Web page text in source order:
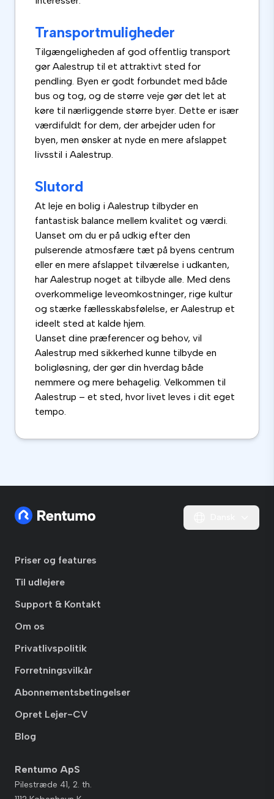
Transportmuligheder
Tilgængeligheden af god offentlig transport
gør Aalestrup til et attraktivt sted for
pendling. Byen er godt forbundet med både
bus og tog, og de større veje gør det let at
køre til nærliggende større byer. Dette er især
værdifuldt for dem, der arbejder uden for
byen, men ønsker at nyde en mere afslappet
livsstil i Aalestrup.
Slutord
At leje en bolig i Aalestrup tilbyder en
fantastisk balance mellem kvalitet og værdi.
Uanset om du er på udkig efter den
pulserende atmosfære tæt på byens centrum
eller en mere afslappet tilværelse i udkanten,
har Aalestrup noget at tilbyde alle. Med dens
overkommelige leveomkostninger, rige kultur
og stærke fællesskabsfølelse, er Aalestrup et
ideelt sted at kalde hjem.
Uanset dine præferencer og behov, vil
Aalestrup med sikkerhed kunne tilbyde en
boligløsning, der gør din hverdag både
nemmere og mere behagelig. Velkommen til
Aalestrup – et sted, hvor livet leves i dit eget
tempo.
Priser og features
Til udlejere
Support & Kontakt
Om os
Privatlivspolitik
Forretningsvilkår
Abonnementsbetingelser
Opret Lejer-CV
Blog
Rentumo ApS
Pilestræde 41, 2. th.